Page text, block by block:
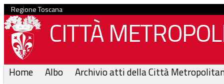
Regione Toscana
CITTÀ
Home Albo Archivio atti della Città